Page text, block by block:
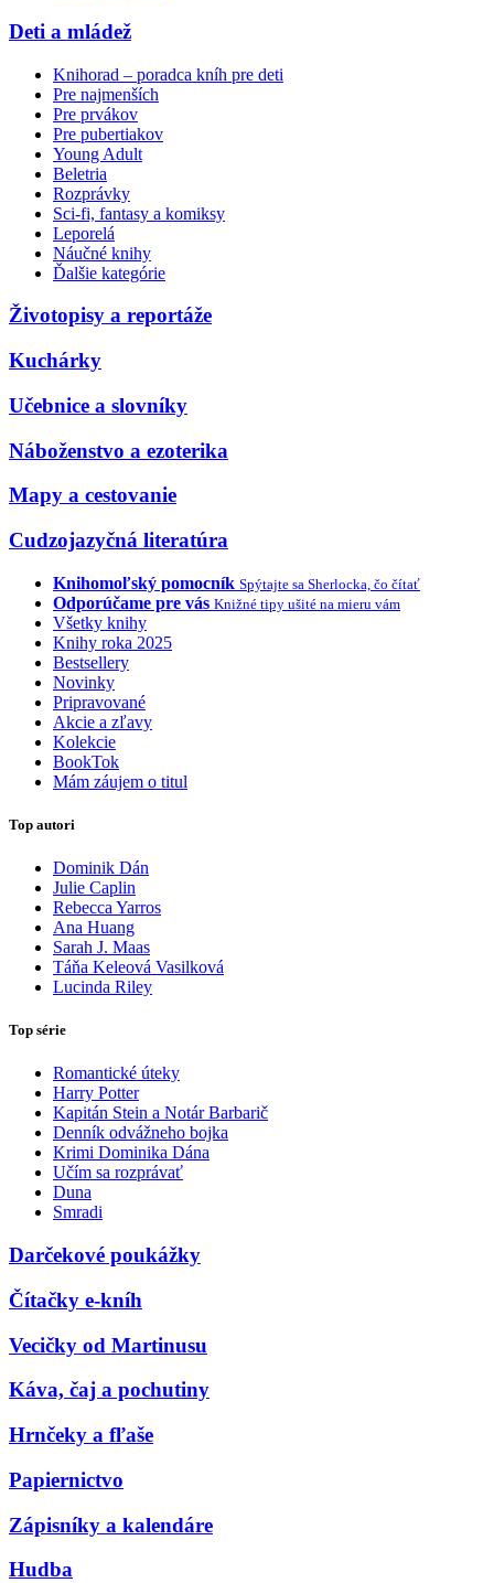
Deti a mládež
Knihorad – poradca kníh pre deti
Pre najmenších
Pre prvákov
Pre pubertiakov
Young Adult
Beletria
Rozprávky
Sci-fi, fantasy a komiksy
Leporelá
Náučné knihy
Ďalšie kategórie
Životopisy a reportáže
Kuchárky
Učebnice a slovníky
Náboženstvo a ezoterika
Mapy a cestovanie
Cudzojazyčná literatúra
Knihomoľský pomocník Spýtajte sa Sherlocka, čo čítať
Odporúčame pre vás Knižné tipy ušité na mieru vám
Všetky knihy
Knihy roka 2025
Bestsellery
Novinky
Pripravované
Akcie a zľavy
Kolekcie
BookTok
Mám záujem o titul
Top autori
Dominik Dán
Julie Caplin
Rebecca Yarros
Ana Huang
Sarah J. Maas
Táňa Keleová Vasilková
Lucinda Riley
Top série
Romantické úteky
Harry Potter
Kapitán Stein a Notár Barbarič
Denník odvážneho bojka
Krimi Dominika Dána
Učím sa rozprávať
Duna
Smradi
Darčekové poukážky
Čítačky e-kníh
Vecičky od Martinusu
Káva, čaj a pochutiny
Hrnčeky a fľaše
Papiernictvo
Zápisníky a kalendáre
Hudba